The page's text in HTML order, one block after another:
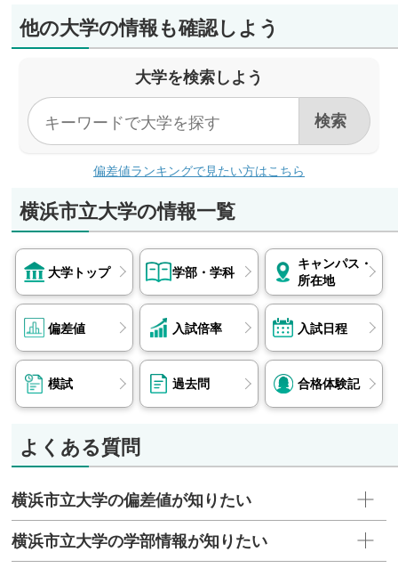
他の大学の情報も確認しよう
大学を検索しよう
偏差値ランキングで見たい方はこちら
横浜市立大学の情報一覧
大学トップ 学部・学科
キャンパス・
所在地
偏差値 入試倍率 入試日程
模試 過去問 合格体験記
よくある質問
横浜市立大学の偏差値が知りたい
横浜市立大学の学部情報が知りたい